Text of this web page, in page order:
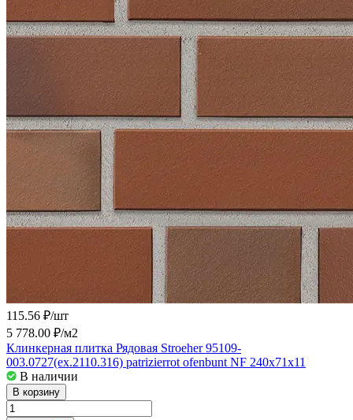
115.56 ₽/шт
5 778.00 ₽/м2
Клинкерная плитка Рядовая Stroeher 95109-
003.0727(ex.2110.316) patrizierrot ofenbunt NF 240x71x11
В наличии
В корзину